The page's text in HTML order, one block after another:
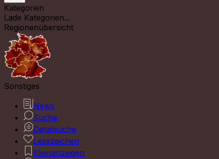
Kategorien
Lade Kategorien...
Regionenübersicht
Sonstiges
News
Suche
Detailsuche
Lesezeichen
Kleinanzeigen